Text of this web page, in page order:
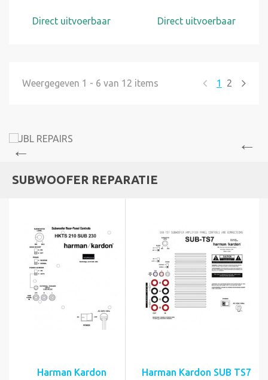
Direct uitvoerbaar Direct uitvoerbaar
1 2
Weergegeven 1 - 6 van 12 items
SUBWOOFER REPARATIE
Harman Kardon
Harman Kardon SUB TS7